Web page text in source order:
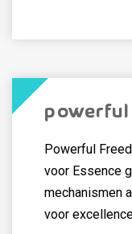
Powerful
Powerful
voor Essence
mechanismen
voor